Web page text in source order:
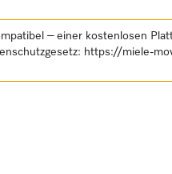
– einer kostenlosen
https://miele-